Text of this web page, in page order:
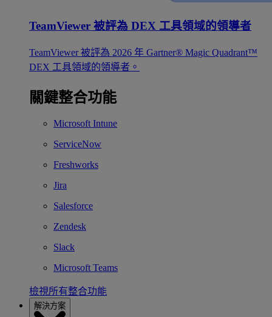
TeamViewer 被評為 DEX 工具領域的領導者
TeamViewer 被評為 2026 年 Gartner® Magic Quadrant™
DEX 工具領域的領導者。
關鍵整合功能
Microsoft Intune
ServiceNow
Freshworks
Jira
Salesforce
Zendesk
Slack
Microsoft Teams
檢視所有整合功能
解決方案